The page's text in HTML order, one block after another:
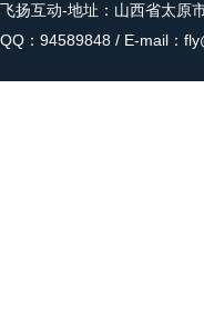
飞扬互动-地址：山西省太原
QQ：94589848 / E-mail：